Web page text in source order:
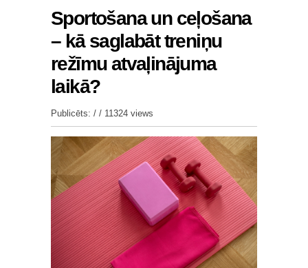
Sportošana un ceļošana
– kā saglabāt treniņu
režīmu atvaļinājuma
laikā?
Publicēts: / / 11324 views